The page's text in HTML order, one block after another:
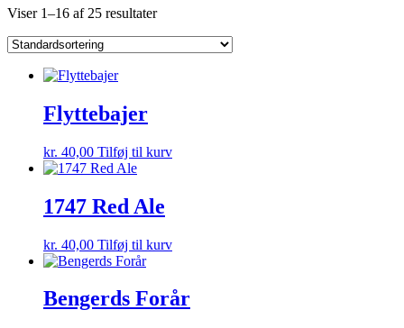
Viser 1–16 af 25 resultater
Flyttebajer
kr. 40,00 Tilføj til kurv
1747 Red Ale
kr. 40,00 Tilføj til kurv
Bengerds Forår